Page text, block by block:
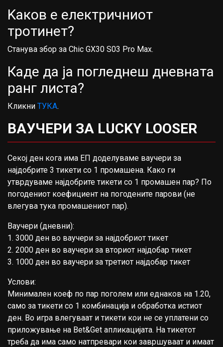
Kаков е електричниот
тротинет?
Станува збор за Chic GX30 S03 Pro Max.
Каде да ја погледнеш дневната
ранг листа?
Кликни ТУКА.
ВАУЧЕРИ ЗА LUCKY LOOSER
Секој ден кога има ЕП доделуваме ваучери за
најдобрите 3 тикети со 1 промашена. Како ги
утврдуваме најдобрите тикети со 1 промашен пар? По
погодениот коефициент на погодените парови (не
влегува тука промашениот пар).
Ваучери (дневни):
1. 3000 ден во ваучери за најдобриот тикет
2. 2000 ден во ваучери за вториот најдобар тикет
3. 1000 ден во ваучери за третиот најдобар тикет
Услови:
Минимален коеф по пар поголем или еднаков на 1.20,
само за тикети со 1 комбинација и обработка истиот
ден. Во игра влегуваат и тикети кои не се уплатени со
приложување на Bet&Get апликацијата. На тикетот
треба да има само натпревари кои завршуваат и имаат